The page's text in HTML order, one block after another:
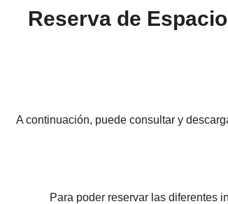
Reserva de
A continuación, puede consultar y
Para poder reservar las diferentes